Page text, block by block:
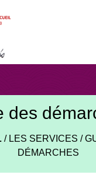
des
/ LES SERVICES /
DÉMARCHES